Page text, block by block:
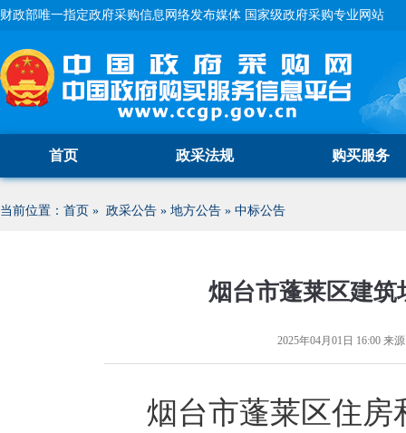
财政部唯一指定政府采购信息网络发布媒体 国家级政府采购专业网站
首页 政采法规 购买服务
当前位置： 首页 » 政采公告 » 地方公告 » 中标公告
烟台市蓬莱区建
2025年04月01日 16:00 来
烟台市蓬莱区住房